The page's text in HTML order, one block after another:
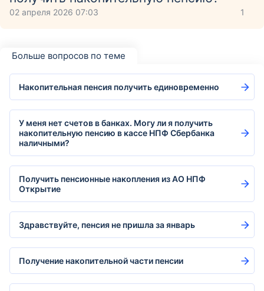
02 апреля 2026 07:03 1
Больше вопросов по теме
Накопительная пенсия получить единовременно
У меня нет счетов в банках. Могу ли я получить
накопительную пенсию в кассе НПФ Сбербанка
наличными?
Получить пенсионные накопления из АО НПФ
Открытие
Здравствуйте, пенсия не пришла за январь
Получение накопительной части пенсии